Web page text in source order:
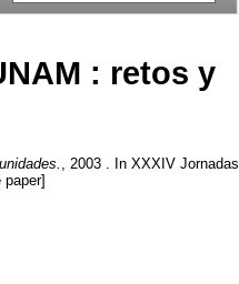
: retos y
, 2003 . In XXXIV Jornadas